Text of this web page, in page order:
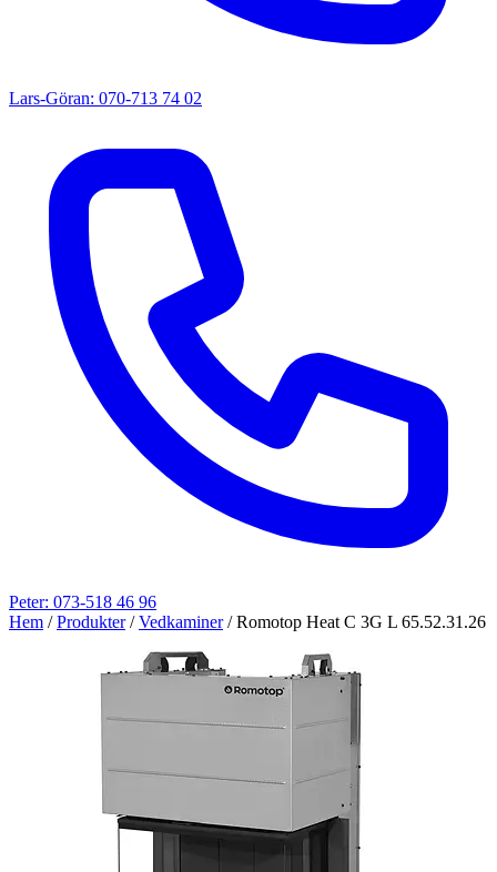
Lars-Göran: 070-713 74 02
Peter: 073-518 46 96
Hem / Produkter / Vedkaminer / Romotop Heat C 3G L 65.52.31.26